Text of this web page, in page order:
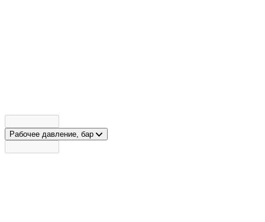
Рабочее давление, бар